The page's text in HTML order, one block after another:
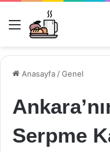
Menü
Anasayfa /Genel
Serpme